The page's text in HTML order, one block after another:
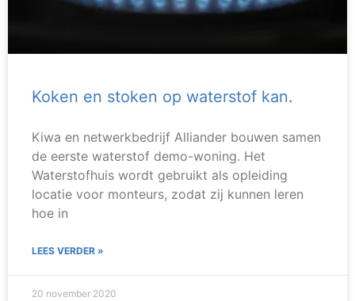
Koken en stoken op waterstof kan.
Kiwa en netwerkbedrijf Alliander bouwen samen
de eerste waterstof demo-woning. Het
Waterstofhuis wordt gebruikt als opleiding
locatie voor monteurs, zodat zij kunnen leren
hoe in
LEES VERDER »
20 november 2020